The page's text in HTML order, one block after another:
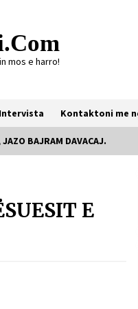
mos e harro!
Intervista Kontaktoni me
BAJRAM DAVACAJ.
E